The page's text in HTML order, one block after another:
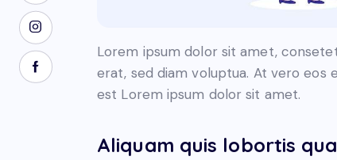
Lorem ipsum dolor sit amet,
erat, sed diam voluptua. At vero eos
est Lorem ipsum dolor sit amet.
Aliquam quis lobortis